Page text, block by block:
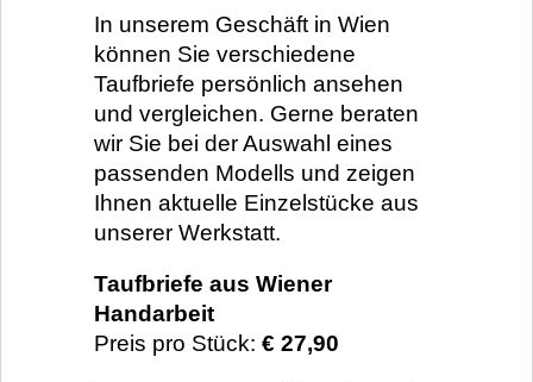
In unserem Geschäft in Wien
können Sie verschiedene
Taufbriefe persönlich ansehen
und vergleichen. Gerne beraten
wir Sie bei der Auswahl eines
passenden Modells und zeigen
Ihnen aktuelle Einzelstücke aus
unserer Werkstatt.
Taufbriefe aus Wiener
Handarbeit
Preis pro Stück: € 27,90